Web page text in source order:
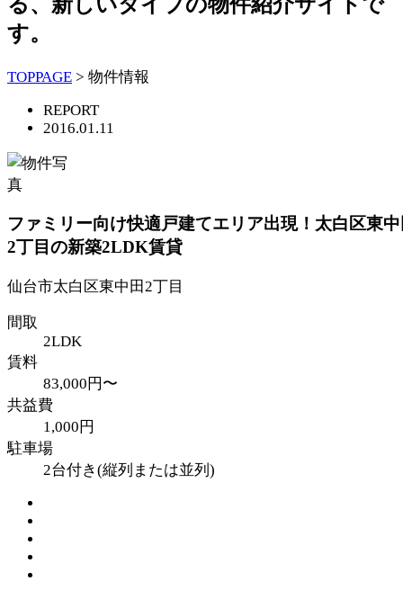
す。
TOPPAGE > 物件情報
REPORT
2016.01.11
ファミリー向け快適戸建てエリア出現！太白区東
2丁目の新築2LDK賃貸
仙台市太白区東中田2丁目
間取
2LDK
賃料
83,000円〜
共益費
1,000円
駐車場
2台付き(縦列または並列)